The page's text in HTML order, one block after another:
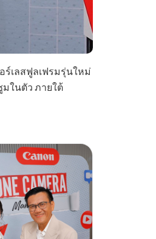
ร์เลสฟูลเฟรมรุ่นใหม่
มในตัว ภายใต้